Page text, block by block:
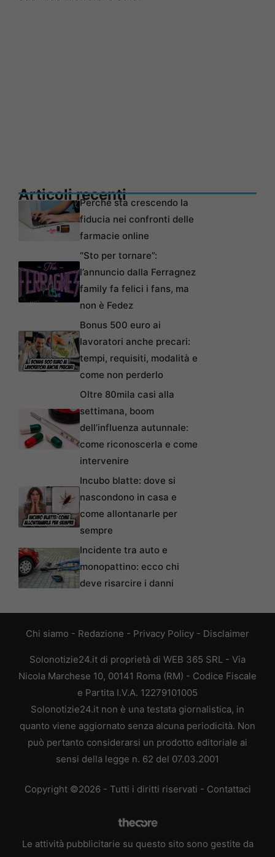
Articoli recentiPerché sta crescendo la
fiducia nei confronti delle
farmacie online
“Sto per tornare”:
l’annuncio dalla Ferragnez
family fa felici i fans, ma
non è Fedez
Bonus 500 euro ai
lavoratori anche precari:
tempi, requisiti, modalità e
come non perderlo
Oltre 80mila casi alla
settimana, boom
dell’influenza autunnale:
come riconoscerla e come
intervenire
Incubo blatte: dove si
nascondono in casa e
come allontanarle per
sempre
Incidente tra auto e
monopattino: ecco chi
deve risarcire i danni
Chi siamo - Redazione - Privacy Policy - Disclaimer
Solonotizie24.it di proprietà di WEB 365 SRL - Via
Nicola Marchese 10, 00141 Roma (RM) - Codice Fiscale
e Partita I.V.A. 12279101005
Solonotizie24.it non è una testata giornalistica, in
quanto viene aggiornato senza alcuna periodicità. Non
può pertanto considerarsi un prodotto editoriale ai
sensi della legge n. 62 del 07.03.2001
Copyright ©2026 - Tutti i diritti riservati - Contattaci
Le attività pubblicitarie su questo sito sono gestite da